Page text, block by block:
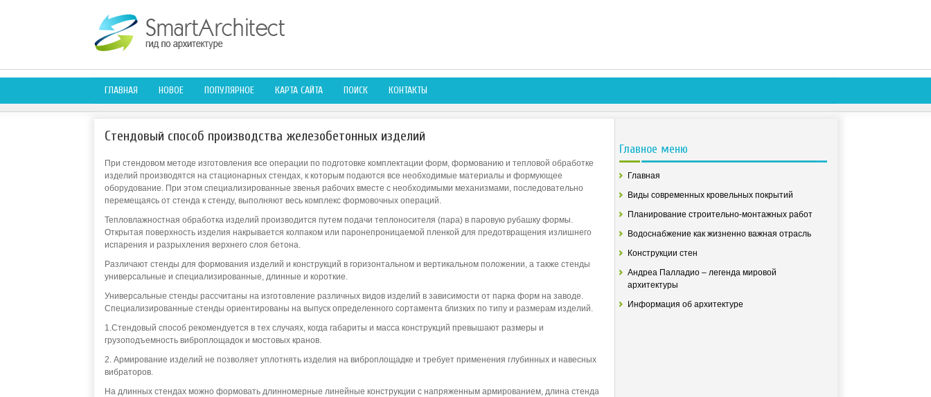
ГЛАВНАЯ НОВОЕ ПОПУЛЯРНОЕ КАРТА САЙТА ПОИСК КОНТАКТЫ
Стендовый способ производства железобетонных изделий
При стендовом методе изготовления все операции по подготовке комплектации форм, формованию и тепловой обработке
изделий производятся на стационарных стендах, к которым подаются все необходимые материалы и формующее
оборудование. При этом специализированные звенья рабочих вместе с необходимыми механизмами, последовательно
перемещаясь от стенда к стенду, выполняют весь комплекс формовочных операций.
Тепловлажностная обработка изделий производится путем подачи теплоносителя (пара) в паровую рубашку формы.
Открытая поверхность изделия накрывается колпаком или паронепроницаемой пленкой для предотвращения излишнего
испарения и разрыхления верхнего слоя бетона.
Различают стенды для формования изделий и конструкций в горизонтальном и вертикальном положении, а также стенды
универсальные и специализированные, длинные и короткие.
Универсальные стенды рассчитаны на изготовление различных видов изделий в зависимости от парка форм на заводе.
Специализированные стенды ориентированы на выпуск определенного сортамента близких по типу и размерам изделий.
1.Стендовый способ рекомендуется в тех случаях, когда габариты и масса конструкций превышают размеры и
грузоподъемность виброплощадок и мостовых кранов.
2. Армирование изделий не позволяет уплотнять изделия на виброплощадке и требует применения глубинных и навесных
вибраторов.
На длинных стендах можно формовать длинномерные линейные конструкции с напряженным армированием, длина стенда
Главное меню
Главная
Виды современных кровельных покрытий
Планирование строительно-монтажных работ
Водоснабжение как жизненно важная отрасль
Конструкции стен
Андреа Палладио – легенда мировой
архитектуры
Информация об архитектуре